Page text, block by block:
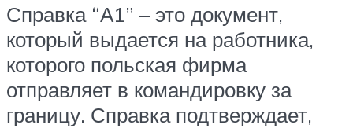
Справка “А1” – это документ,
который выдается на работника,
которого польская фирма
отправляет в командировку за
границу. Справка подтверждает,